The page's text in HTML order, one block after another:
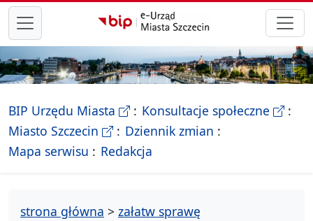
przejdź do głównego menu
BIP Urzędu Miasta - Biletyn Informacji Publicznej
Konsultacje społeczne-
Miasto Szczecin - Oficjalna strona Miasta Szczecin
Dziennik zmian
Mapa serwisu - drzewko rozdziałów
Redakcja
strona główna > załatw sprawę